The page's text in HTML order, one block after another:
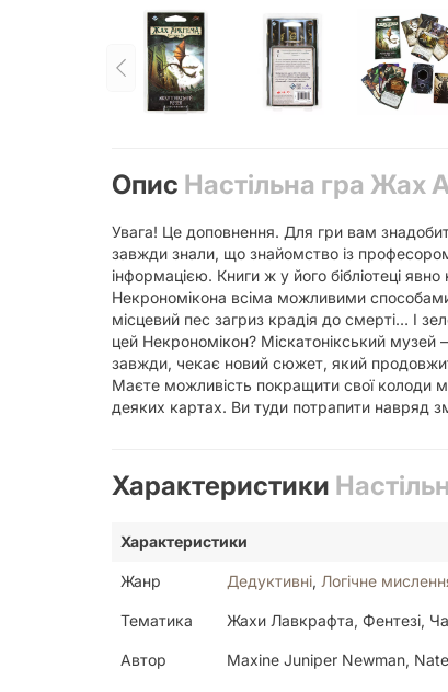
Опис Настільна гра Жах
Увага! Це доповнення. Для гри вам
завжди знали, що знайомство із
інформацією. Книги ж у його бібліотеці
Некрономікона всіма можливими
місцевий пес загриз крадія до смерті… І
цей Некрономікон? Міскатонікський
завжди, чекає новий сюжет, який
Маєте можливість покращити свої колоди
деяких картах. Ви туди потрапити навряд
Характеристики
Характеристики
Жанр Дедуктивні, Логічне
Тематика Жахи Лавкрафта, Фентезі,
Автор Maxine Juniper Newman,